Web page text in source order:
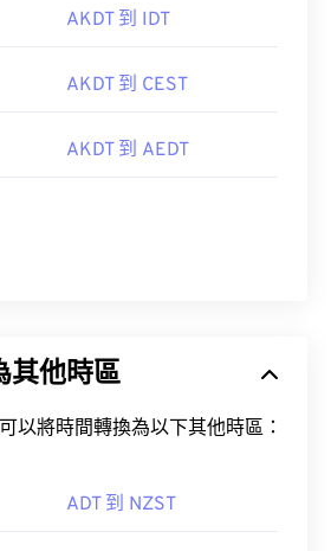
AKDT 到 IDT
AKDT 到 CEST
AKDT 到 AEDT
其他時區
以將時間轉換為以下其他時區：
ADT 到 NZST